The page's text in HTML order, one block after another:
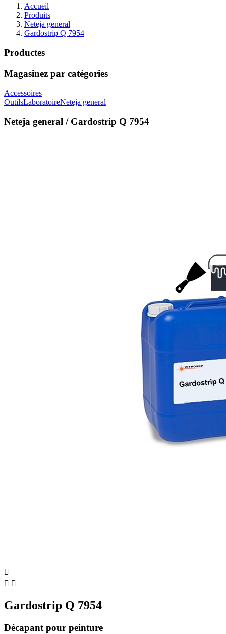
Accueil
Produits
Neteja general
Gardostrip Q 7954
Productes
Magasinez par catégories
Accessoires
OutilsLaboratoireNeteja general
Neteja general / Gardostrip Q 7954

 
Gardostrip Q 7954
Décapant pour peinture